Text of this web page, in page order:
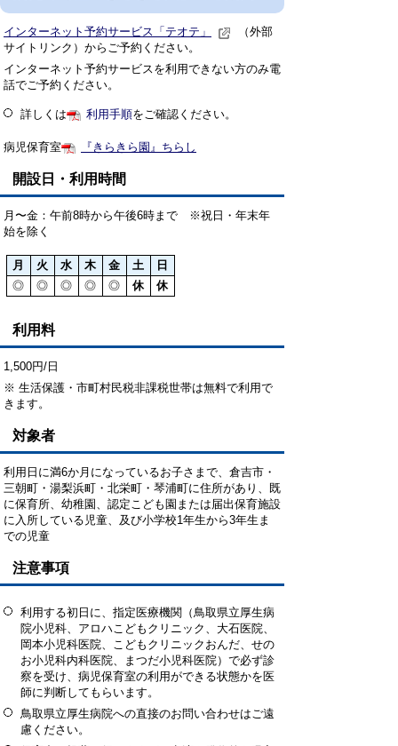
インターネット予約サービス「テオテ」
（外部
サイトリンク）からご予約ください。
インターネット予約サービスを利用できない方のみ電
話でご予約ください。
詳しくは 利用手順をご確認ください。
病児保育室 『きらきら園』ちらし
開設日・利用時間
月〜金：午前8時から午後6時まで ※祝日・年末年
始を除く
月 火 水 木 金 土
日
◎
◎ ◎ ◎ ◎ 休 休
利用料
1,500円/日
※ 生活保護・市町村民税非課税世帯は無料で利用で
きます。
対象者
利用日に満6か月になっているお子さまで、倉吉市・
三朝町・湯梨浜町・北栄町・琴浦町に住所があり、既
に保育所、幼稚園、認定こども園または届出保育施設
に入所している児童、及び小学校1年生から3年生ま
での児童
注意事項
利用する初日に、指定医療機関（鳥取県立厚生病
院小児科、アロハこどもクリニック、大石医院、
岡本小児科医院、こどもクリニックおんだ、せの
お小児科内科医院、まつだ小児科医院）で必ず診
察を受け、病児保育室の利用ができる状態かを医
師に判断してもらいます。
鳥取県立厚生病院への直接のお問い合わせはご遠
慮ください。